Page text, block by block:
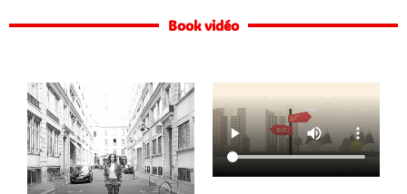
Book vidéo